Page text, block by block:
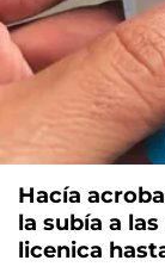
Hacía
la subía a
licenica